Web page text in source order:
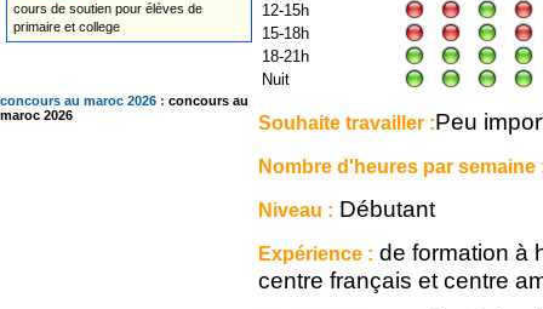
cours de soutien pour élèves de
primaire et college
concours au maroc 2026 : concours au
maroc 2026
12-15h
15-18h
18-21h
Nuit
Souhaite travailler :Peu
Nombre d'heures par semaine
Niveau : Débutant
Expérience : de formation à
centre français et centre